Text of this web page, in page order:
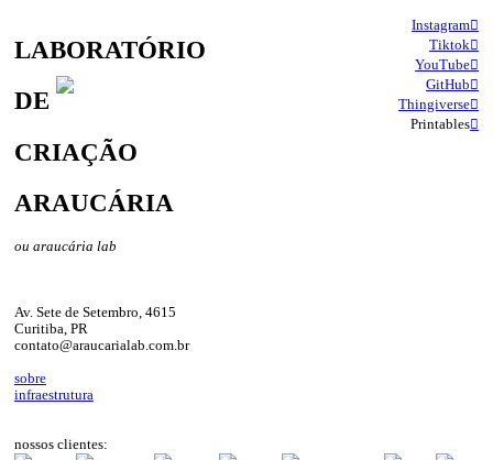
LABORATÓRIO
DE
CRIAÇÃO
ARAUCÁRIA
ou araucária lab
Av. Sete de Setembro, 4615
Curitiba, PR
contato@araucarialab.com.br
sobre
infraestrutura
Instagram︎︎︎
Tiktok︎︎︎
YouTube︎︎︎
GitHub︎︎︎
Thingiverse︎︎︎
Printables︎︎︎
nossos clientes: